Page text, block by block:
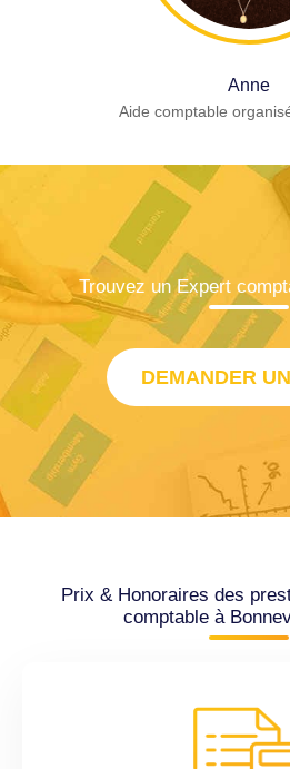
Anne
Aide comptable
Trouvez un Expert
DEMANDER
Prix & Honoraires des
comptable à